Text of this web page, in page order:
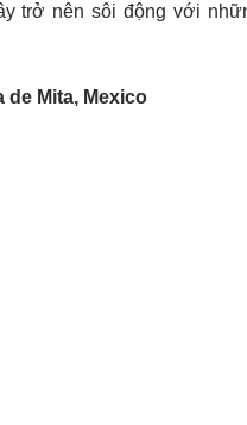
trở nên sôi động với
de Mita, Mexico